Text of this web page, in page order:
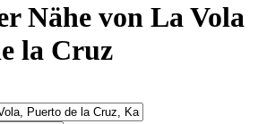
Nähe von La Vola
la Cruz